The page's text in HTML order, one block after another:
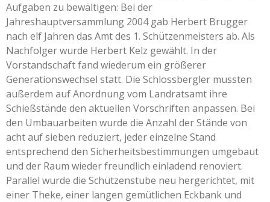
Aufgaben zu bewältigen: Bei der
Jahreshauptversammlung 2004 gab Herbert Brugger
nach elf Jahren das Amt des 1. Schützenmeisters ab. Als
Nachfolger wurde Herbert Kelz gewählt. In der
Vorstandschaft fand wiederum ein größerer
Generationswechsel statt. Die Schlossbergler mussten
außerdem auf Anordnung vom Landratsamt ihre
Schießstände den aktuellen Vorschriften anpassen. Bei
den Umbauarbeiten wurde die Anzahl der Stände von
acht auf sieben reduziert, jeder einzelne Stand
entsprechend den Sicherheitsbestimmungen umgebaut
und der Raum wieder freundlich einladend renoviert.
Parallel wurde die Schützenstube neu hergerichtet, mit
einer Theke, einer langen gemütlichen Eckbank und